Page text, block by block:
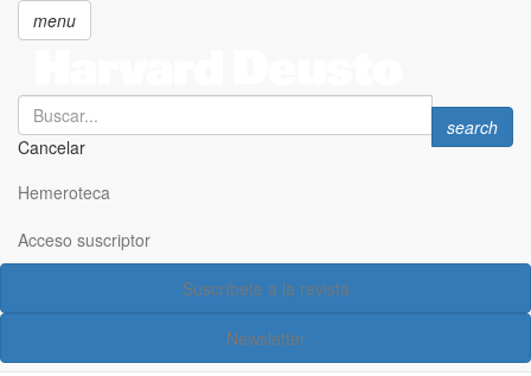
principal
menu
Search
Cancelar
Search
search
Hemeroteca
Acceso suscriptor
Suscríbete a la revista
Newsletter
Acceso suscriptor